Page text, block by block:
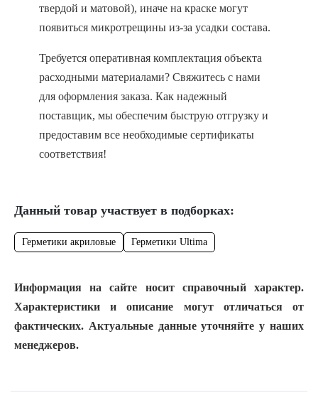
твердой и матовой), иначе на краске могут
появиться микротрещины из-за усадки состава.
Требуется оперативная комплектация объекта
расходными материалами? Свяжитесь с нами
для оформления заказа. Как надежный
поставщик, мы обеспечим быструю отгрузку и
предоставим все необходимые сертификаты
соответствия!
Данный товар участвует в подборках:
Герметики акриловые Герметики Ultima
Информация на сайте носит справочный характер.
Характеристики и описание могут отличаться от
фактических. Актуальные данные уточняйте у наших
менеджеров.